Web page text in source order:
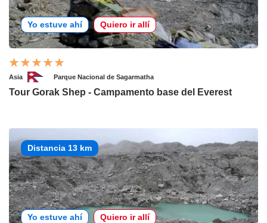
Yo estuve ahí Quiero ir allí
Asia Parque Nacional de Sagarmatha
Tour Gorak Shep - Campamento base del Everest
Distancia 13 km
Yo estuve ahí Quiero ir allí